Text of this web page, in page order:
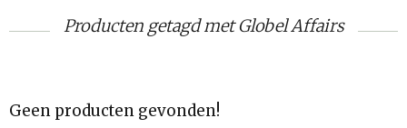
Producten getagd met Globel Affairs
Geen producten gevonden!